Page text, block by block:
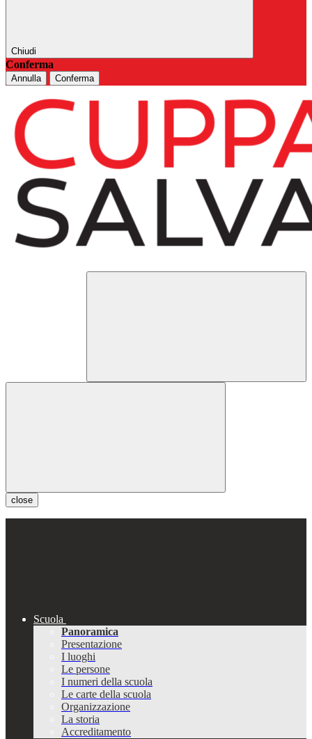
Chiudi
Conferma
Annulla Conferma
close
Scuola
Panoramica
Presentazione
I luoghi
Le persone
I numeri della scuola
Le carte della scuola
Organizzazione
La storia
Accreditamento